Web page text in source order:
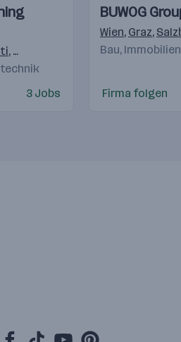
, Budapest Praha 4-Michle,
3 Jobs
Videos
Einblicke
Einblicke
BUWOG
Wien, Graz,
Bau,
Firma folgen